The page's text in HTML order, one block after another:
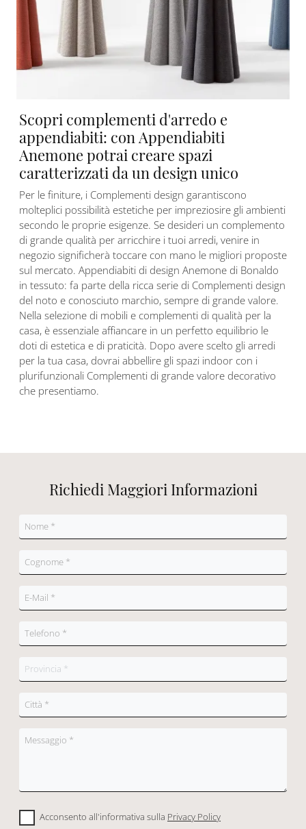
Scopri complementi d'arredo e
appendiabiti: con Appendiabiti
Anemone potrai creare spazi
caratterizzati da un design unico
Per le finiture, i Complementi design garantiscono
molteplici possibilità estetiche per impreziosire gli ambienti
secondo le proprie esigenze. Se desideri un complemento
di grande qualità per arricchire i tuoi arredi, venire in
negozio significherà toccare con mano le migliori proposte
sul mercato. Appendiabiti di design Anemone di Bonaldo
in tessuto: fa parte della ricca serie di Complementi design
del noto e conosciuto marchio, sempre di grande valore.
Nella selezione di mobili e complementi di qualità per la
casa, è essenziale affiancare in un perfetto equilibrio le
doti di estetica e di praticità. Dopo avere scelto gli arredi
per la tua casa, dovrai abbellire gli spazi indoor con i
plurifunzionali Complementi di grande valore decorativo
che presentiamo.
Richiedi Maggiori Informazioni
Acconsento all'informativa sulla Privacy Policy